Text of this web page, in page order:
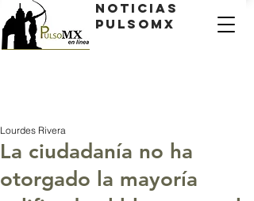
Noticias
PulsoMX
La ciudadanía no ha
otorgado la mayoría
Lourdes Rivera